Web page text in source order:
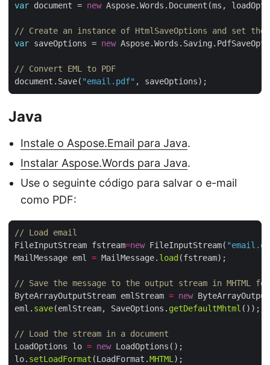
var document = new
// Create an instance of HtmlSaveOptions and set the
var saveOptions = new
// Convert EML to PDF
document.Save( "email.pdf"
Java
Instale o Aspose.Email para Java.
Instalar Aspose.Words para Java.
Use o seguinte código para salvar o e-mail
como PDF:
// Load email
FileInputStream fstream=new FileInputStream(
MailMessage eml = MailMessage. load
// Save the message to the output stream in MHTML
ByteArrayOutputStream emlStream = new
eml. save(emlStream, SaveOptions. getDefaultMhtml
// Load the stream in a document
LoadOptions lo = new
lo. setLoadFormat (LoadFormat.MHTML